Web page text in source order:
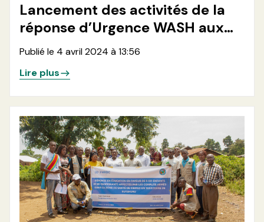
Lancement des activités de la
réponse d’Urgence WASH aux
déplacés de Nzulo 2 à Masisi, au
Publié le 4 avril 2024 à 13:56
Lire plus